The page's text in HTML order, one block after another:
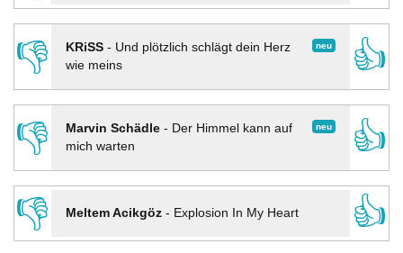
👎
neu
KRiSS- Und plötzlich schlägt dein Herz
wie meins
👍
👎 neu
Marvin Schädle- Der Himmel kann auf
mich warten
👍
👎
Meltem Acikgöz- Explosion In My Heart
👍